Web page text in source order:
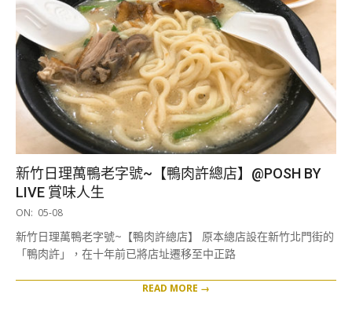
新竹日理萬鴨老字號~【鴨肉許總店】@POSH BY
LIVE 賞味人生
2019-
08
ON: 05-08
新竹日理萬鴨老字號~【鴨肉許總店】 原本總店設在新竹北門街的
「鴨肉許」，在十年前已將店址遷移至中正路
READ MORE →